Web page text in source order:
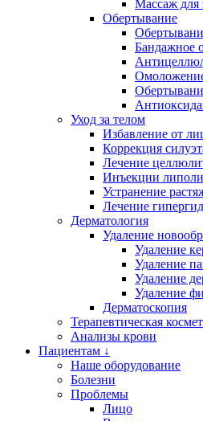
Массаж для
Обертывание
Бандажное
Уход за телом
Избавление от
Коррекция
Лечение
Инъекции
Устранение
Лечение
Дерматология
Удаление
Удаление
Удаление
Удаление
Удаление
Дерматоскопия
Терапевтическая
Анализы крови
Пациентам ↓
Наше оборудование
Болезни
Проблемы
Лицо